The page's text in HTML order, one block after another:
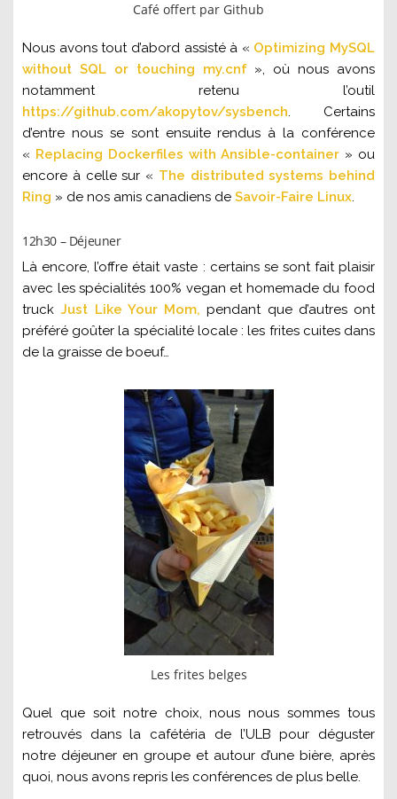
Café offert par Github
Nous avons tout d’abord assisté à « Optimizing MySQL
without SQL or touching my.cnf», où nous avons
notamment retenu l’outil
https://github.com/akopytov/sysbench. Certains
d’entre nous se sont ensuite rendus à la conférence
« Replacing Dockerfiles with Ansible-container » ou
encore à celle sur « The distributed systems behind
Ring » de nos amis canadiens de Savoir-Faire Linux.
12h30 – Déjeuner
Là encore, l’offre était vaste : certains se sont fait plaisir
avec les spécialités 100% vegan et homemade du food
truckJust Like Your Mom, pendant que d’autres ont
préféré goûter la spécialité locale : les frites cuites dans
de la graisse de boeuf…
Les frites belges
Quel que soit notre choix, nous nous sommes tous
retrouvés dans la cafétéria de l’ULB pour déguster
notre déjeuner en groupe et autour d’une bière, après
quoi, nous avons repris les conférences de plus belle.